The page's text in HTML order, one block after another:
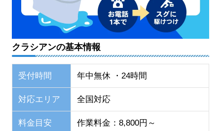
クラシアンの基本情報
受付時間 年中無休 ・24時間
対応エリア 全国対応
料金目安 作業料金：8,800円～